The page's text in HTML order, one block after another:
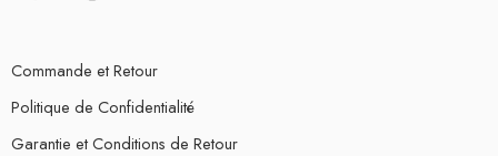
Commande et Retour
Politique de Confidentialité
Garantie et Conditions de Retour